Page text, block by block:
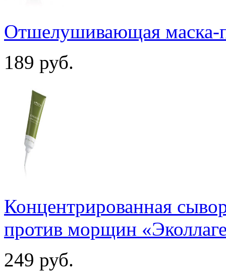
Отшелушивающая маска-
189 руб.
Концентрированная
против морщин
249 руб.